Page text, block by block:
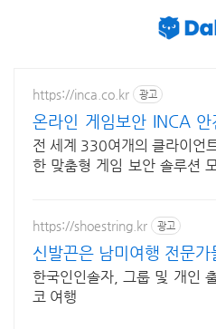
https://inca.co.kr 광고
온라인 게임보안 INCA 안
라인 게임 환경
전 세계 330여개의 클라이언
한 맞춤형 게임 보안 솔루션
https://shoestring.kr 광고
신발끈은 남미여행 전문가
한국인인솔자, 그룹 및 개인
코 여행